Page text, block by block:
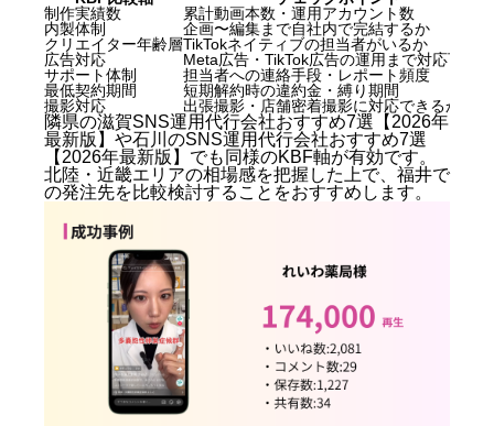
制作実績数
累計動画本数・運用アカウント数
内製体制
企画〜編集まで自社内で完結するか
クリエイター年齢層TikTokネイティブの担当者がいるか
広告対応
Meta広告・TikTok広告の運用まで対応可能か
サポート体制
担当者への連絡手段・レポート頻度
最低契約期間
短期解約時の違約金・縛り期間
撮影対応
出張撮影・店舗密着撮影に対応できるか
隣県の滋賀SNS運用代行会社おすすめ7選【2026年
最新版】 や石川のSNS運用代行会社おすすめ7選
【2026年最新版】 でも同様のKBF軸が有効です。
北陸・近畿エリアの相場感を把握した上で、福井で
の発注先を比較検討することをおすすめします。
りますか？
Q. 自社でSNSを運用してきたが伸びない。代行に
切り替える判断基準は？
Q. SNS運用代行と広告運用は別で発注すべきです
か？
Q. 夜職・水商売系の店舗もSNS運用代行を依頼で
きますか？
まとめ：福井SNS運用代行2026年最新版 — 選び方と
次の一歩